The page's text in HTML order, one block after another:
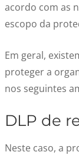
acordo com as
escopo da
Em geral,
proteger a
nos seguintes
DLP de
Neste caso, a